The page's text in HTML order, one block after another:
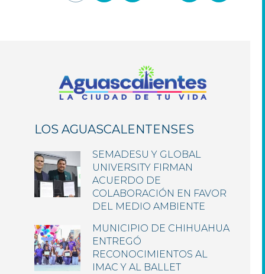
LOS AGUASCALENTENSES
SEMADESU Y GLOBAL
UNIVERSITY FIRMAN
ACUERDO DE
COLABORACIÓN EN FAVOR
DEL MEDIO AMBIENTE
MUNICIPIO DE CHIHUAHUA
ENTREGÓ
RECONOCIMIENTOS AL
IMAC Y AL BALLET